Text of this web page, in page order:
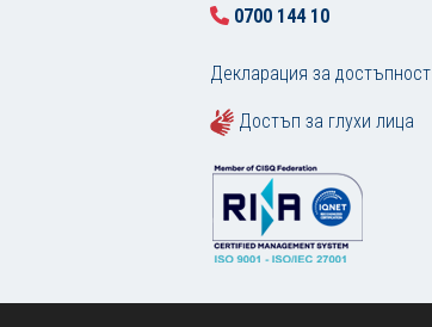
0700 144 10
Декларация за достъпност
Достъп за глухи лица